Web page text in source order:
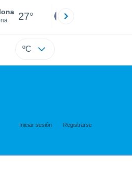
27°
ºC
Iniciar sesión Registrarse